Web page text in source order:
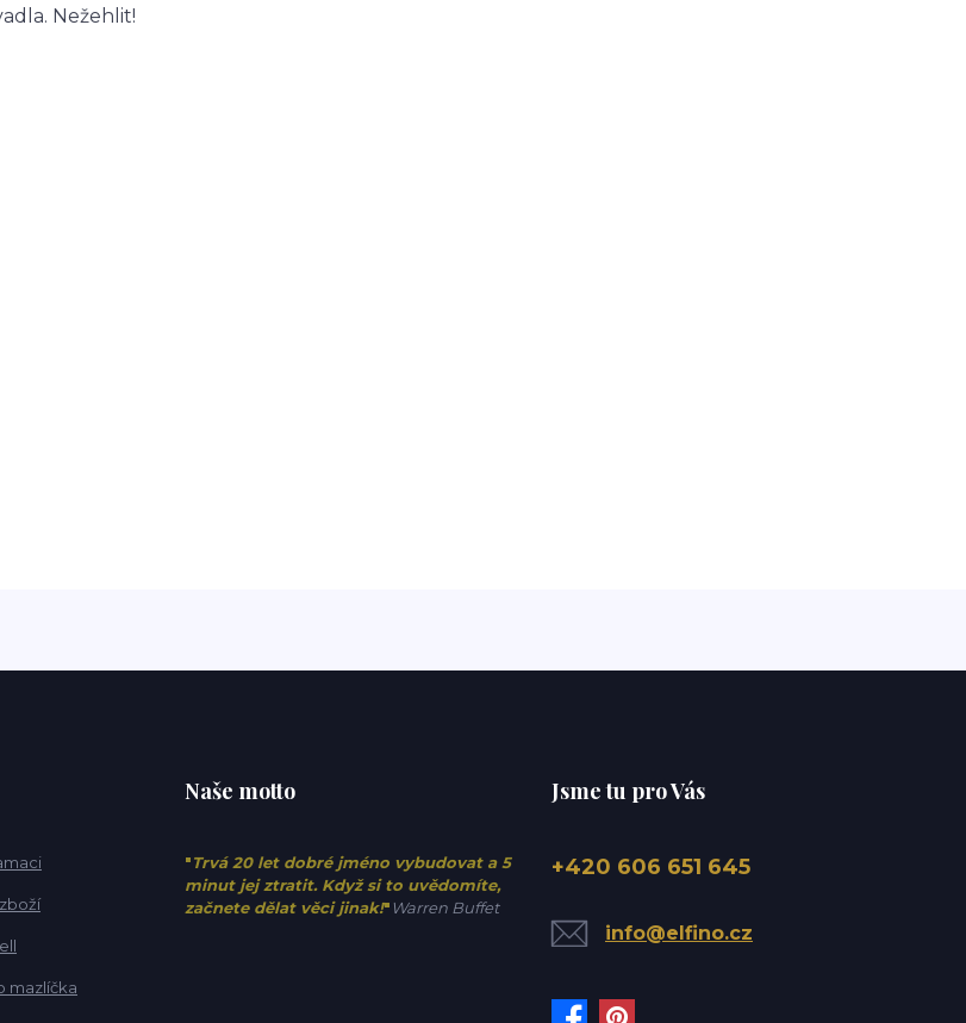
Nežehlit!
mazlíčka
Naše motto
"Trvá 20 let dobré jméno vybudovat a 5
minut jej ztratit. Když si to uvědomíte,
začnete dělat věci jinak!" Warren Buffet
Jsme tu pro Vás
+420 606 651 645
info@elfino.cz